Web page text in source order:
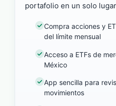
portafolio en un solo
Compra acciones y
del límite mensual
Acceso a ETFs de
México
App sencilla para
movimientos